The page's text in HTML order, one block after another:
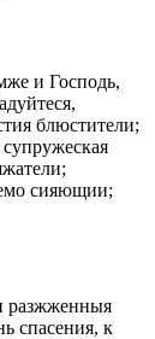
и Господь,
блюстители;
сияющии;
разжженныя
спасения, к